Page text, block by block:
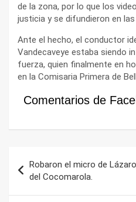
de la zona, por lo que los
justicia y se difundieron en
Ante el hecho, el conductor
Vandecaveye estaba siendo
fuerza, quien finalmente en
en la Comisaria Primera de
Comentarios de
de
entradas
Robaron el micro de
del Cocomarola.